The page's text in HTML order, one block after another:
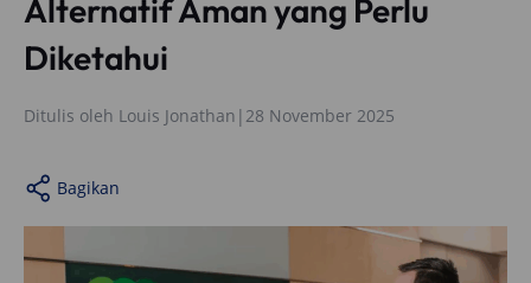
Alternatif Aman yang Perlu
Diketahui
Ditulis oleh Louis Jonathan | 28 November 2025
Bagikan